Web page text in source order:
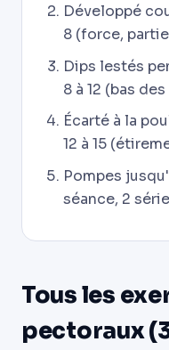
Développé
8 (force,
Dips lestés
8 à 12 (bas
Écarté à la
12 à 15
Pompes
séance, 2
Tous les
pectoraux